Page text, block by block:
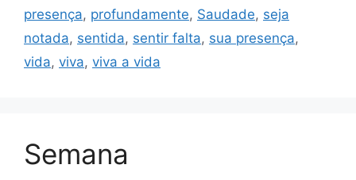
presença, profundamente, Saudade, seja
notada, sentida, sentir falta, sua presença,
vida, viva, viva a vida
Semana